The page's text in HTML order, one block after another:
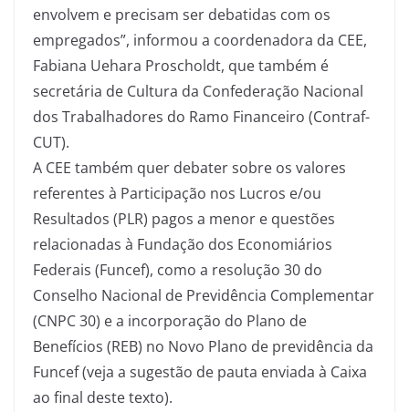
envolvem e precisam ser debatidas com os
empregados”, informou a coordenadora da CEE,
Fabiana Uehara Proscholdt, que também é
secretária de Cultura da Confederação Nacional
dos Trabalhadores do Ramo Financeiro (Contraf-
CUT).
A CEE também quer debater sobre os valores
referentes à Participação nos Lucros e/ou
Resultados (PLR) pagos a menor e questões
relacionadas à Fundação dos Economiários
Federais (Funcef), como a resolução 30 do
Conselho Nacional de Previdência Complementar
(CNPC 30) e a incorporação do Plano de
Benefícios (REB) no Novo Plano de previdência da
Funcef (veja a sugestão de pauta enviada à Caixa
ao final deste texto).